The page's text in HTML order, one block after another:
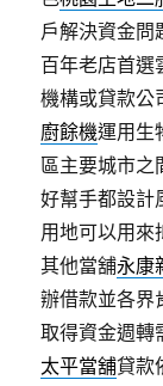
戶解決資金問
百年老店首選
機構或貸款公
廚餘機運用生
區主要城市之
好幫手都設計
用地可以用來
其他當舖永康
辦借款並各界
取得資金週轉
太平當舖貸款